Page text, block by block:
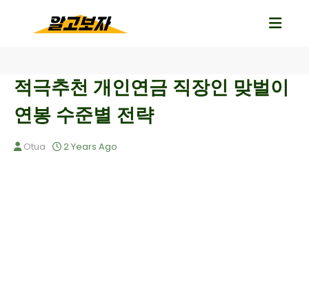
적극추천 개인연금 직장인 맞벌이
연봉 수준별 전략
Otua 2 Years Ago